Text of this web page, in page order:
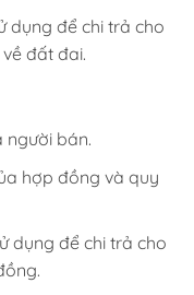
dụng để chi trả cho
đất đai.
bán.
hợp đồng và quy
dụng để chi trả cho